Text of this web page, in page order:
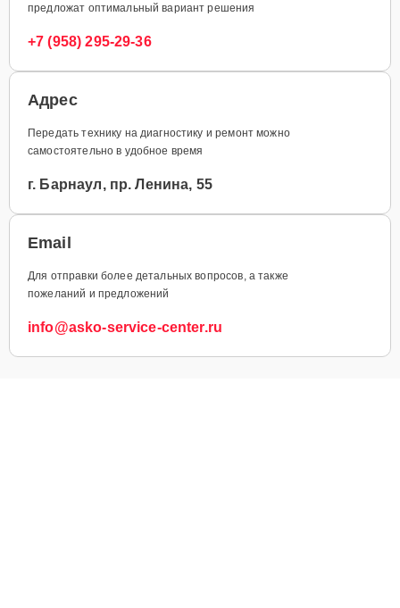
предложат оптимальный вариант решения
+7 (958) 295-29-36
Адрес
Передать технику на диагностику и ремонт можно
самостоятельно в удобное время
г. Барнаул, пр. Ленина, 55
Email
Для отправки более детальных вопросов, а также
пожеланий и предложений
info@asko-service-center.ru